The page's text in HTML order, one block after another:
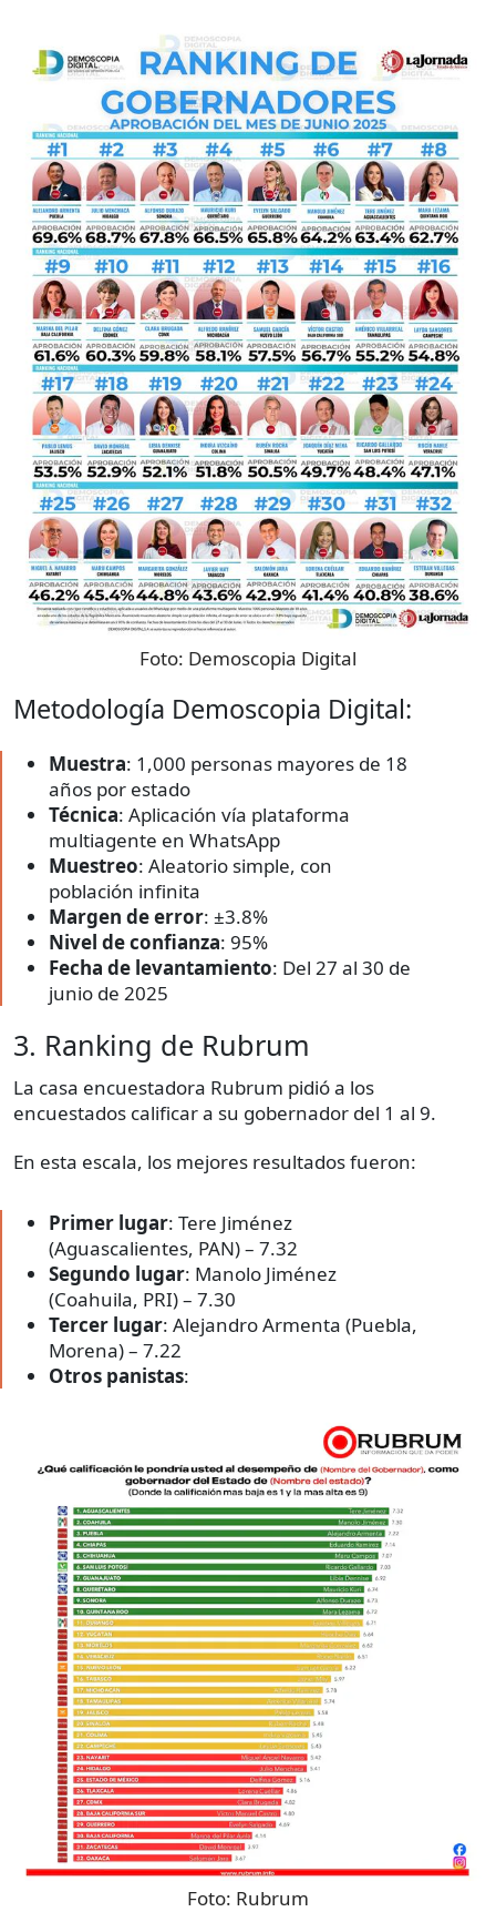
Foto: Demoscopia Digital
Metodología Demoscopia Digital:
Muestra: 1,000 personas mayores de 18
años por estado
Técnica: Aplicación vía plataforma
multiagente en WhatsApp
Muestreo: Aleatorio simple, con
población infinita
Margen de error: ±3.8%
Nivel de confianza: 95%
Fecha de levantamiento: Del 27 al 30 de
junio de 2025
3. Ranking de Rubrum
La casa encuestadora Rubrum pidió a los
encuestados calificar a su gobernador del 1 al 9.
En esta escala, los mejores resultados fueron:
Primer lugar: Tere Jiménez
(Aguascalientes, PAN) – 7.32
Segundo lugar: Manolo Jiménez
(Coahuila, PRI) – 7.30
Tercer lugar: Alejandro Armenta (Puebla,
Morena) – 7.22
Otros panistas:
Foto: Rubrum